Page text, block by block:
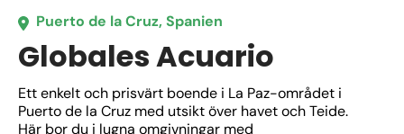
Puerto de la Cruz, Spanien
Globales Acuario
Ett enkelt och prisvärt boende i La Paz-området i
Puerto de la Cruz med utsikt över havet och Teide.
Här bor du i lugna omgivningar med